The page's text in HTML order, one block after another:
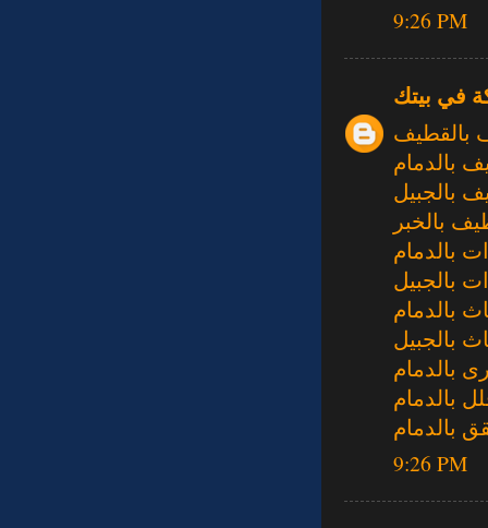
9:26 PM
في بيتك
بالقطيف
بالدمام
بالجبيل
بالخبر
بالدمام
بالجبيل
بالدمام
بالجبيل
بالدمام
بالدمام
بالدمام
9:26 PM